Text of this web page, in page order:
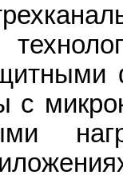
с